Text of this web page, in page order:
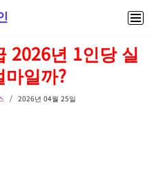
2026년 1인당 실
마일까?
2026년 04월 25일